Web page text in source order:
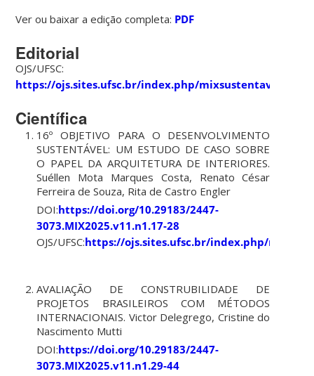
Ver ou baixar a edição completa: PDF
Editorial
OJS/UFSC:
https://ojs.sites.ufsc.br/index.php/mixsustentavel/
Científica
16º OBJETIVO PARA O DESENVOLVIMENTO
SUSTENTÁVEL: UM ESTUDO DE CASO SOBRE
O PAPEL DA ARQUITETURA DE INTERIORES.
Suéllen Mota Marques Costa, Renato César
Ferreira de Souza, Rita de Castro Engler
DOI:https://doi.org/10.29183/2447-
3073.MIX2025.v11.n1.17-28
OJS/UFSC:https://ojs.sites.ufsc.br/index.php/
AVALIAÇÃO DE CONSTRUBILIDADE DE
PROJETOS BRASILEIROS COM MÉTODOS
INTERNACIONAIS. Victor Delegrego, Cristine do
Nascimento Mutti
DOI:https://doi.org/10.29183/2447-
3073.MIX2025.v11.n1.29-44